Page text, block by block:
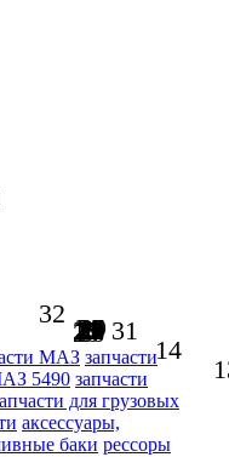
МАЗ запчасти
5490 запчасти
для грузовых
аксессуары,
баки рессоры
23
24
25
26
27
28
29
30 31
32
22
14
16
17
18
19
20
21